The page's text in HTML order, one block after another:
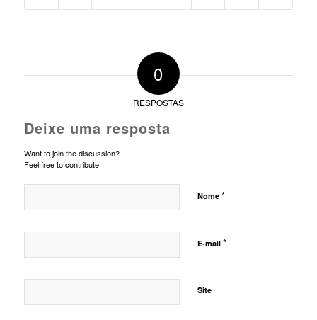
0
RESPOSTAS
Deixe uma resposta
Want to join the discussion?
Feel free to contribute!
Nome *
E-mail *
Site